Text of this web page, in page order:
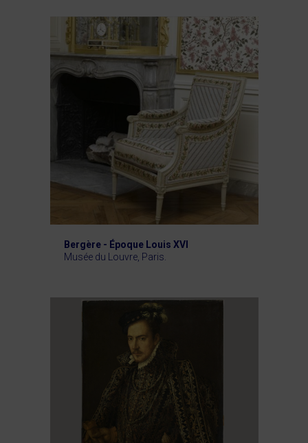
Bergère - Époque Louis XVI
Musée du Louvre, Paris.